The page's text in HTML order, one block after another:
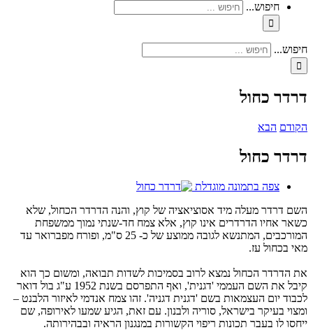
חיפוש...
חיפוש...
דרדר כחול
הקודם הבא
דרדר כחול
צפה בתמונה מוגדלת
השם דרדר מעלה מיד אסוציאציה של קוץ, והנה הדרדר הכחול, שלא
כשאר אחיו הדרדרים אינו קוץ, אלא צמח חד-שנתי נמוך ממשפחת
המורכבים, המתנשא לגובה ממוצע של כ- 25 ס"מ, ופורח מפברואר עד
מאי בכחול עז.
את הדרדר הכחול נמצא לרוב בסמיכות לשדות תבואה, ומשום כך הוא
קיבל את השם העממי 'דגנית', ואף התפרסם בשנת 1952 ע"ג בול דואר
לכבוד יום העצמאות בשם 'דגנית דגניה'. זהו צמח אנדמי לאיזור הלבנט –
ומצוי בעיקר בישראל, סוריה ולבנון. עם זאת, הגיע שמעו לאירופה, שם
ייחסו לו בעבר תכונות ריפוי הקשורות במנגנון הראיה ובבהירותה.